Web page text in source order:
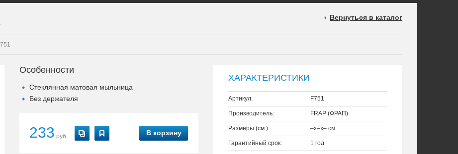
Вернуться в каталог
Особенности
Стеклянная матовая мыльница
Без держателя
233 руб. В корзину
ХАРАКТЕРИСТИКИ
Артикул: F751
Производитель: FRAP (ФРАП)
Размеры (см.): –x–x– см.
Гарантийный срок: 1 год